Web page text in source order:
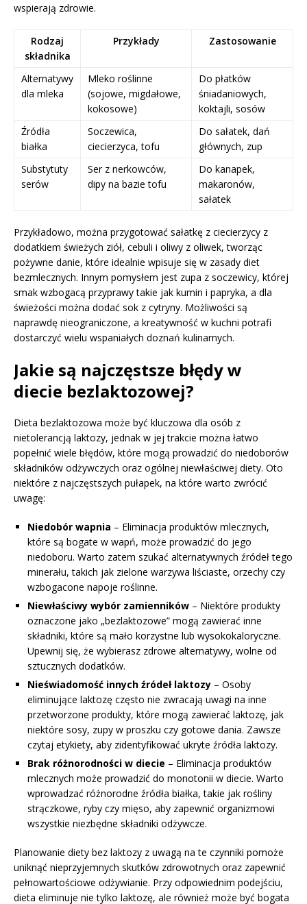
wspierają zdrowie.
Rodzaj
składnika
Przykłady Zastosowanie
Alternatywy
dla mleka
Mleko roślinne
(sojowe, migdałowe,
kokosowe)
Do płatków
śniadaniowych,
koktajli, sosów
Źródła
białka
Soczewica,
ciecierzyca, tofu
Do sałatek, dań
głównych, zup
Substytuty
serów
Ser z nerkowców,
dipy na bazie tofu
Do kanapek,
makaronów,
sałatek
Przykładowo, można przygotować sałatkę z ciecierzycy z
dodatkiem świeżych ziół, cebuli i oliwy z oliwek, tworząc
pożywne danie, które idealnie wpisuje się w zasady diet
bezmlecznych. Innym pomysłem jest zupa z soczewicy, której
smak wzbogacą przyprawy takie jak kumin i papryka, a dla
świeżości można dodać sok z cytryny. Możliwości są
naprawdę nieograniczone, a kreatywność w kuchni potrafi
dostarczyć wielu wspaniałych doznań kulinarnych.
Jakie są najczęstsze błędy w
diecie bezlaktozowej?
Dieta bezlaktozowa może być kluczowa dla osób z
nietolerancją laktozy, jednak w jej trakcie można łatwo
popełnić wiele błędów, które mogą prowadzić do niedoborów
składników odżywczych oraz ogólnej niewłaściwej diety. Oto
niektóre z najczęstszych pułapek, na które warto zwrócić
uwagę:
Niedobór wapnia – Eliminacja produktów mlecznych,
które są bogate w wapń, może prowadzić do jego
niedoboru. Warto zatem szukać alternatywnych źródeł tego
minerału, takich jak zielone warzywa liściaste, orzechy czy
wzbogacone napoje roślinne.
Niewłaściwy wybór zamienników – Niektóre produkty
oznaczone jako „bezlaktozowe” mogą zawierać inne
składniki, które są mało korzystne lub wysokokaloryczne.
Upewnij się, że wybierasz zdrowe alternatywy, wolne od
sztucznych dodatków.
Nieświadomość innych źródeł laktozy – Osoby
eliminujące laktozę często nie zwracają uwagi na inne
przetworzone produkty, które mogą zawierać laktozę, jak
niektóre sosy, zupy w proszku czy gotowe dania. Zawsze
czytaj etykiety, aby zidentyfikować ukryte źródła laktozy.
Brak różnorodności w diecie – Eliminacja produktów
mlecznych może prowadzić do monotonii w diecie. Warto
wprowadzać różnorodne źródła białka, takie jak rośliny
strączkowe, ryby czy mięso, aby zapewnić organizmowi
wszystkie niezbędne składniki odżywcze.
Planowanie diety bez laktozy z uwagą na te czynniki pomoże
uniknąć nieprzyjemnych skutków zdrowotnych oraz zapewnić
pełnowartościowe odżywianie. Przy odpowiednim podejściu,
dieta eliminuje nie tylko laktozę, ale również może być bogata